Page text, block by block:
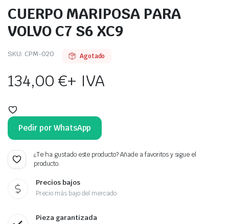
CUERPO MARIPOSA PARA
VOLVO C7 S6 XC9
SKU: CPM-020 Agotado
134,00€+ IVA
Pedir por WhatsApp
¿Te ha gustado este producto? Añade a favoritos y sigue el
producto.
Precios bajos
Precio más bajo del mercado
Pieza garantizada